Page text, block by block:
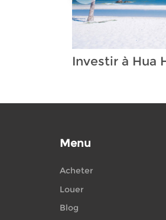
Menu
Acheter
Louer
Blog